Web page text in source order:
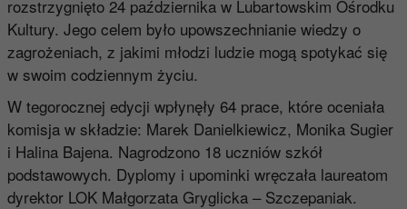
rozstrzygnięto 24 października w Lubartowskim Ośrodku
Kultury. Jego celem było upowszechnianie wiedzy o
zagrożeniach, z jakimi młodzi ludzie mogą spotykać się
w swoim codziennym życiu.
W tegorocznej edycji wpłynęły 64 prace, które oceniała
komisja w składzie: Marek Danielkiewicz, Monika Sugier
i Halina Bajena. Nagrodzono 18 uczniów szkół
podstawowych. Dyplomy i upominki wręczała laureatom
dyrektor LOK Małgorzata Gryglicka – Szczepaniak.